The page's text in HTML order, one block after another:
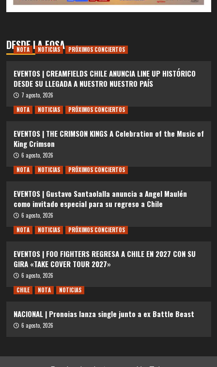
DESDE LA FOSA
NOTA NOTICIAS PRÓXIMOS CONCIERTOS
EVENTOS | CREAMFIELDS CHILE ANUNCIA LINE UP HISTÓRICO
DESDE SU LLEGADA A NUESTRO NUESTRO PAÍS
7 agosto, 2026
NOTA
NOTICIAS PRÓXIMOS CONCIERTOS
EVENTOS | THE CRIMSON KINGS A Celebration of the Music of
King Crimson
6 agosto, 2026
NOTA
NOTICIAS PRÓXIMOS CONCIERTOS
EVENTOS | Gustavo Santaolalla anuncia a Angel Maulén
como invitado especial para su regreso a Chile
6 agosto, 2026
NOTA
NOTICIAS PRÓXIMOS CONCIERTOS
EVENTOS | FOO FIGHTERS REGRESA A CHILE EN 2027 CON SU
GIRA «TAKE COVER TOUR 2027»
6 agosto, 2026
CHILE
NOTA NOTICIAS
NACIONAL | Pronoias lanza single junto a ex Battle Beast
6 agosto, 2026